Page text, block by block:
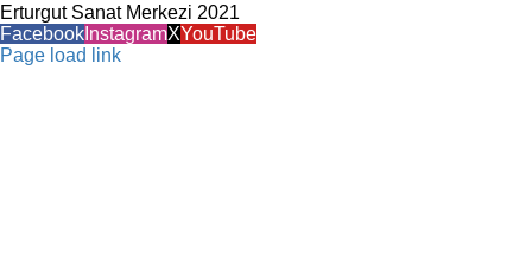
Erturgut Sanat Merkezi 2021
Facebook InstagramXYouTube
Page load link